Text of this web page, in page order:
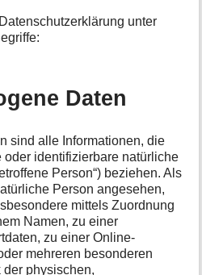
unter
Daten
sind alle Informationen, die
identifizierbare natürliche
Person“) beziehen. Als
Person angesehen,
mittels Zuordnung
Namen, zu einer
zu einer Online-
mehreren besonderen
der physischen,